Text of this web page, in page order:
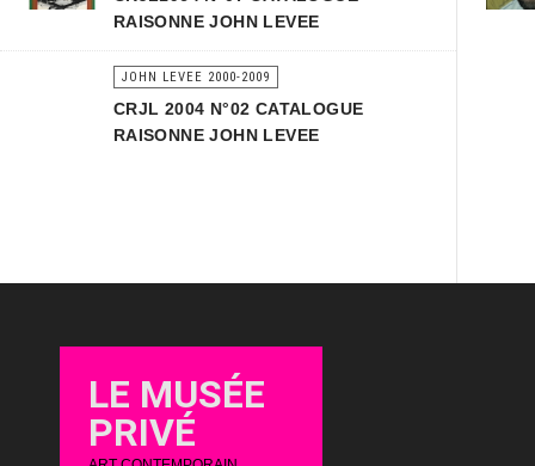
RAISONNE JOHN LEVEE
JOHN LEVEE 2000-2009
CRJL 2004 N°02 CATALOGUE
RAISONNE JOHN LEVEE
LE MUSÉE
PRIVÉ